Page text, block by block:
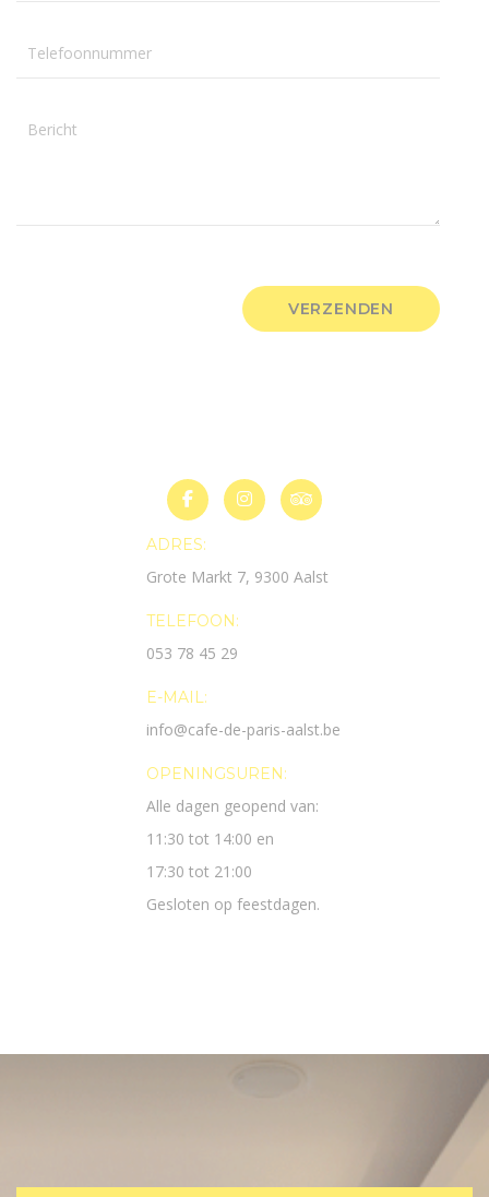
ADRES:
Grote Markt 7, 9300 Aalst
TELEFOON:
053 78 45 29
E-MAIL:
info@cafe-de-paris-aalst.be
OPENINGSUREN:
Alle dagen geopend van:
11:30 tot 14:00 en
17:30 tot 21:00
Gesloten op feestdagen.